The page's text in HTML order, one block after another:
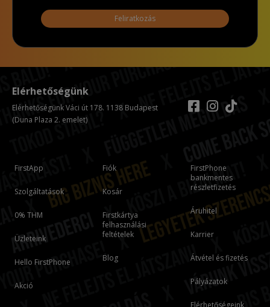
Feliratkozás
FirstApp
Szolgáltatások
0% THM
Üzleteink
Hello FirstPhone
Akció
Fiók
Kosár
Firstkártya
felhasználási
feltételek
Blog
FirstPhone
bankmentes
részletfizetés
Áruhitel
Karrier
Átvétel és fizetés
Pályázatok
Elérhetőségeink
Elérhetőségünk
Elérhetőségünk Váci út 178. 1138 Budapest
(Duna Plaza 2. emelet)